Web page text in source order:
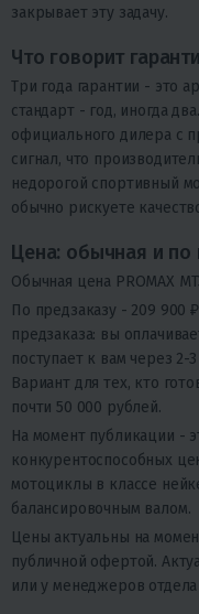
закрывает эту задачу.
Что говорит
Три года гарантии - это
стандарт - год, иногда
официального дилера с
сигнал, что
недорогой спортивный
обычно рискуете
Цена: обычная и по
Обычная цена PROMAX
По предзаказу - 209 900 ₽
предзаказа: вы
поступает к вам через
Вариант для тех, кто
почти 50 000 рублей.
На момент публикации -
конкурентоспособных
мотоциклы в классе
балансировочным валом.
Цены актуальны на
публичной офертой.
или у менеджеров